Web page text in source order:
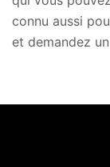
connu aussi
et demandez